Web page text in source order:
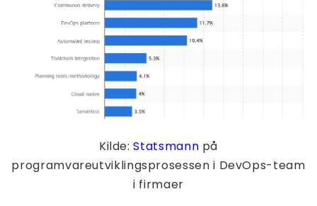
Kilde:Statsmann på
programvareutviklingsprosessen i DevOps-team
i firmaer